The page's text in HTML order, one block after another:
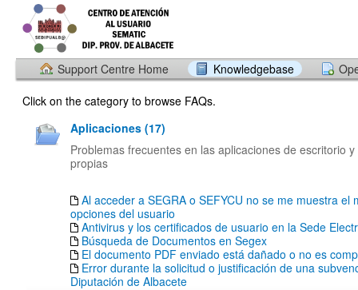
Support Centre Home Knowledgebase
Click on the category to browse FAQs.
Aplicaciones (17)
Problemas frecuentes en las aplicaciones de escritorio
propias
Al acceder a SEGRA o SEFYCU no se me muestra el
opciones del usuario
Antivirus y los certificados de usuario en la Sede
Búsqueda de Documentos en Segex
El documento PDF enviado está dañado o no es
Error durante la solicitud o justificación de una
Diputación de Albacete